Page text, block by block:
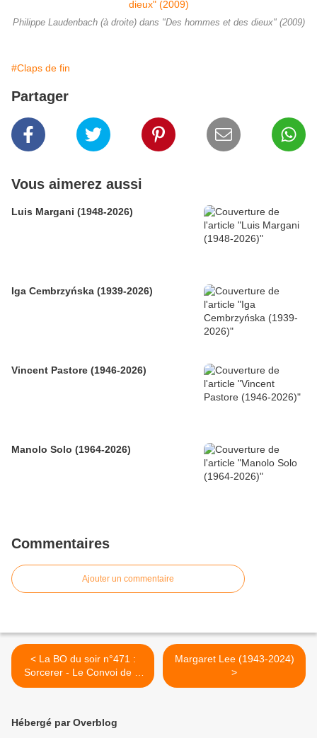
Philippe Laudenbach (à droite) dans "Des hommes et des dieux" (2009)
#Claps de fin
Partager
Vous aimerez aussi
Luis Margani (1948-2026)
Iga Cembrzyńska (1939-2026)
Vincent Pastore (1946-2026)
Manolo Solo (1964-2026)
Commentaires
Ajouter un commentaire
< La BO du soir n°471 :
Sorcerer - Le Convoi de la
peur
Margaret Lee (1943-2024)
>
Hébergé par Overblog